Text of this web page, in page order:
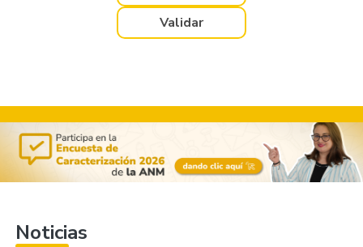
Validar
Noticias